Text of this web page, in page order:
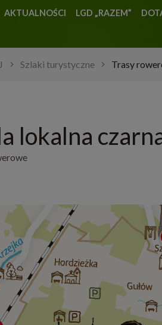
AKTUALNOŚCI LGD „RAZEM”
Szlaki turystyczne Trasy
lokalna